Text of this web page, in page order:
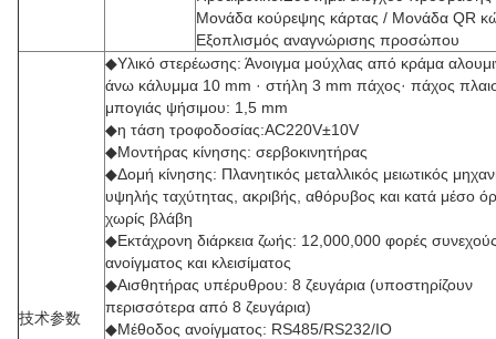
Μονάδα κούρεψης κάρτας / Μονάδα QR
Εξοπλισμός αναγνώρισης προσώπου
技术参数
◆Υλικό στερέωσης: Άνοιγμα μούχλας από κράμα
άνω κάλυμμα 10 mm · στήλη 3 mm πάχος· πάχος
μπογιάς ψήσιμου: 1,5 mm
◆η τάση τροφοδοσίας:AC220V±10V
◆Μοντήρας κίνησης: σερβοκινητήρας
◆Δομή κίνησης: Πλανητικός μεταλλικός μειωτικός
υψηλής ταχύτητας, ακριβής, αθόρυβος και κατά μέσο
χωρίς βλάβη
◆Εκτάχρονη διάρκεια ζωής: 12,000,000 φορές
ανοίγματος και κλεισίματος
◆Αισθητήρας υπέρυθρου: 8 ζευγάρια (υποστηρίζουν
περισσότερα από 8 ζευγάρια)
◆Μέθοδος ανοίγματος: RS485/RS232/IO